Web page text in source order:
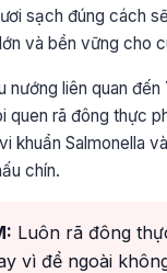
sạch đúng cách
và bền vững cho
nướng liên quan đến
quen rã đông thực
khuẩn Salmonella
chín.
Luôn rã đông
vì để ngoài